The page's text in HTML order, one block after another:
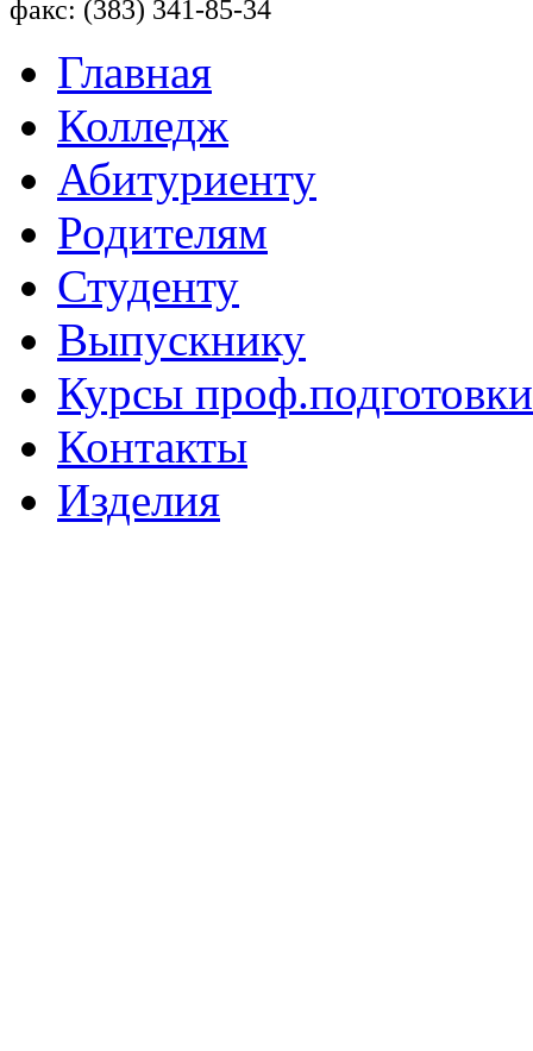
факс: (383) 341-85-34
Главная
Колледж
Абитуриенту
Родителям
Студенту
Выпускнику
Курсы проф.подготовки
Контакты
Изделия